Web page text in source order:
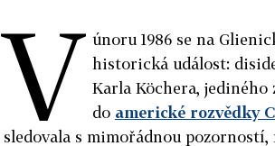
V únoru 1986 se na
historická událost:
Karla Köchera,
do americké rozvědky
sledovala s mimořádnou pozorností,